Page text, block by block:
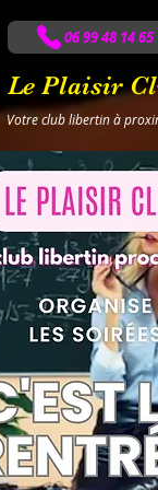
Le Plaisir
Votre club libertin à
06 99 48 14 65